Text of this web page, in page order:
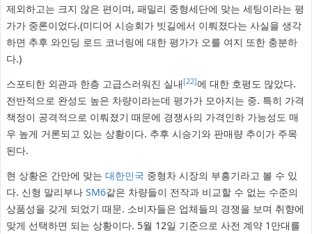
제외하고는 크지 않은 편이며, 패밀리 중형세단에 맞는 세팅이라는 평
가가 중론이었다.(미디어 시승회가 빗길에서 이뤄졌다는 사실을 생각
하면 추후 와인딩 로드 코너링에 대한 평가가 오를 여지 또한 충분하
다.)
스포티한 외관과 한층 고급스러워진 실내[22]에 대한 호평도 많았다.
전반적으로 완성도 높은 차량이라는데 평가가 모아지는 중. 특히 가격
책정이 공격적으로 이뤄졌기 때문에 경쟁사의 가격인하 가능성도 매
우 높게 거론되고 있는 상황이다. 추후 시승기와 판매량 추이가 주목
된다.
현 상황은 간만에 맞는 대한민국 중형차 시장의 부흥기라고 볼 수 있
다. 신형 말리부나 SM6같은 차량들이 전작과 비교할 수 없는 수준의
상품성을 갖게 되었기 때문. 소비자들은 업체들의 경쟁을 보며 취향에
맞게 선택하면 되는 상황이다. 5월 12일 기준으로 사전 계약 1만대를